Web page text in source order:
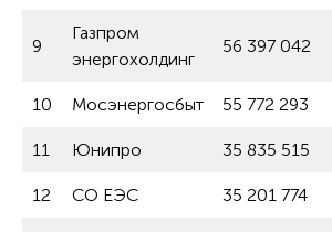
9
Газпром
энергохолдинг
56 397 042
10 Мосэнергосбыт 55 772 293
11 Юнипро 35 835 515
12 СО ЕЭС 35 201 774